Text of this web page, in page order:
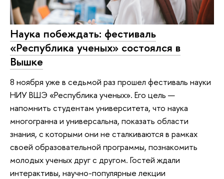
Наука побеждать: фестиваль
«Республика ученых» состоялся в
Вышке
8 ноября уже в седьмой раз прошел фестиваль науки
НИУ ВШЭ «Республика ученых». Его цель —
напомнить студентам университета, что наука
многогранна и универсальна, показать области
знания, с которыми они не сталкиваются в рамках
своей образовательной программы, познакомить
молодых ученых друг с другом. Гостей ждали
интерактивы, научно-популярные лекции